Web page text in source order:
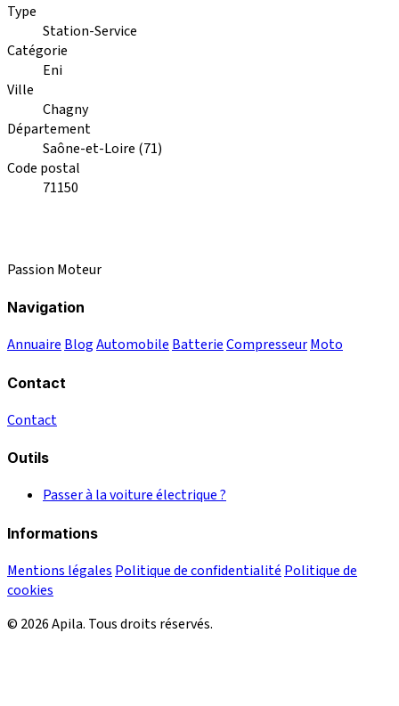
Type
Station-Service
Catégorie
Eni
Ville
Chagny
Département
Saône-et-Loire (71)
Code postal
71150
Passion Moteur
Navigation
Annuaire BlogAutomobile BatterieCompresseurMoto
Contact
Contact
Outils
Passer à la voiture électrique ?
Informations
Mentions légales Politique de confidentialité Politique de
cookies
© 2026 Apila. Tous droits réservés.